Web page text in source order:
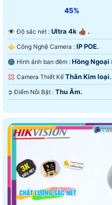
45%
👁 Độ sắc nét : Ultra 4k 👍🏾 .
⚜️ Công Nghệ Camera : IP POE.
🌚 Hình ảnh ban đêm : Hồng Ngoại
💢 Camera Thiết Kế Thân Kim loại.
️➲ Điểm Nỗi Bật : Thu Âm.